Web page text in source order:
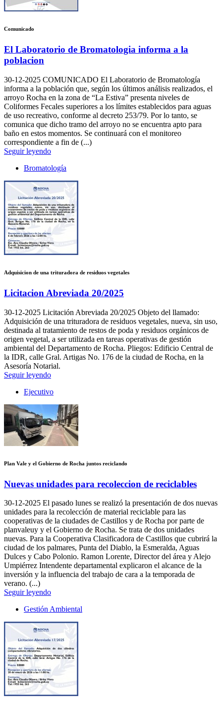
Comunicado
El Laboratorio de Bromatologia informa a la
poblacion
30-12-2025 COMUNICADO El Laboratorio de Bromatología
informa a la población que, según los últimos análisis realizados, el
arroyo Rocha en la zona de “La Estiva” presenta niveles de
Coliformes Fecales superiores a los límites establecidos para aguas
de uso recreativo, conforme al decreto 253/79. Por lo tanto, se
comunica que dicho tramo del arroyo no se encuentra apto para
baño en estos momentos. Se continuará con el monitoreo
correspondiente a fin de (...)
Seguir leyendo
Bromatología
Adquisicion de una trituradora de residuos vegetales
Licitacion Abreviada 20/2025
30-12-2025 Licitación Abreviada 20/2025 Objeto del llamado:
Adquisición de una trituradora de residuos vegetales, nueva, sin uso,
destinada al tratamiento de restos de poda y residuos orgánicos de
origen vegetal, a ser utilizada en tareas operativas de gestión
ambiental del Departamento de Rocha. Pliegos: Edificio Central de
la IDR, calle Gral. Artigas No. 176 de la ciudad de Rocha, en la
Asesoría Notarial.
Seguir leyendo
Ejecutivo
Plan Vale y el Gobierno de Rocha juntos reciclando
Nuevas unidades para recoleccion de reciclables
30-12-2025 El pasado lunes se realizó la presentación de dos nuevas
unidades para la recolección de material reciclable para las
cooperativas de la ciudades de Castillos y de Rocha por parte de
planvaleuy y el Gobierno de Rocha. Se trata de dos unidades
nuevas. Para la Cooperativa Clasificadora de Castillos que cubrirá la
ciudad de los palmares, Punta del Diablo, la Esmeralda, Aguas
Dulces y Cabo Polonio. Ramon Lorente, Director del área y Alejo
Umpiérrez Intendente departamental explicaron el alcance de la
inversión y la influencia del trabajo de cara a la temporada de
verano. (...)
Seguir leyendo
Gestión Ambiental